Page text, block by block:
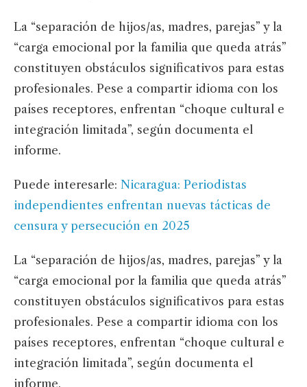
La “separación de hijos/as, madres, parejas” y la
“carga emocional por la familia que queda atrás”
constituyen obstáculos significativos para estas
profesionales. Pese a compartir idioma con los
países receptores, enfrentan “choque cultural e
integración limitada”, según documenta el
informe.
Puede interesarle: Nicaragua: Periodistas
independientes enfrentan nuevas tácticas de
censura y persecución en 2025
La “separación de hijos/as, madres, parejas” y la
“carga emocional por la familia que queda atrás”
constituyen obstáculos significativos para estas
profesionales. Pese a compartir idioma con los
países receptores, enfrentan “choque cultural e
integración limitada”, según documenta el
informe.